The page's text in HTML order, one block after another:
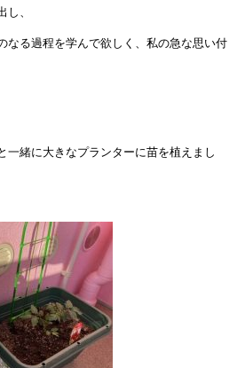
、
なる過程を学んで欲しく、私の急な思い付
一緒に大きなプランターに苗を植えまし